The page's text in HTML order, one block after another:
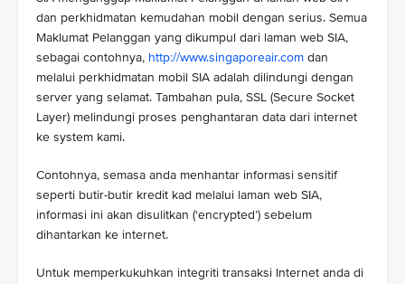
dan perkhidmatan kemudahan mobil dengan serius. Semua
Maklumat Pelanggan yang dikumpul dari laman web SIA,
sebagai contohnya, http://www.singaporeair.com dan
melalui perkhidmatan mobil SIA adalah dilindungi dengan
server yang selamat. Tambahan pula, SSL (Secure Socket
Layer) melindungi proses penghantaran data dari internet
ke system kami.
Contohnya, semasa anda menhantar informasi sensitif
seperti butir-butir kredit kad melalui laman web SIA,
informasi ini akan disulitkan (‘encrypted’) sebelum
dihantarkan ke internet.
Untuk memperkukuhkan integriti transaksi Internet anda di